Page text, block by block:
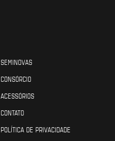
SEMINOVAS
CONSÓRCIO
ACESSÓRIOS
CONTATO
POLÍTICA DE PRIVACIDADE